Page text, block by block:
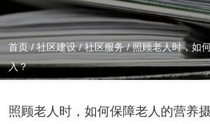
首页 / 社区建设 /社区服务 /照顾老人时，如
入？
照顾老人时，如何保障老人的营养